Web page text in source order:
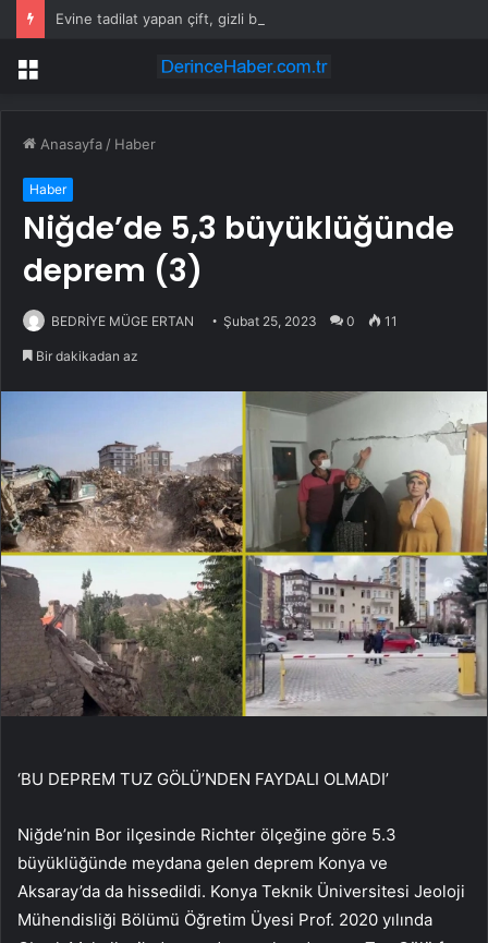
Menü
Anasayfa / Haber
Haber
Niğde’de 5,3 büyüklüğünde
deprem (3)
BEDRİYE MÜGE ERTAN Şubat 25, 2023 0 11
Bir dakikadan az
‘BU DEPREM TUZ GÖLÜ’NDEN FAYDALI OLMADI’
Niğde’nin Bor ilçesinde Richter ölçeğine göre 5.3
büyüklüğünde meydana gelen deprem Konya ve
Aksaray’da da hissedildi. Konya Teknik Üniversitesi Jeoloji
Mühendisliği Bölümü Öğretim Üyesi Prof. 2020 yılında